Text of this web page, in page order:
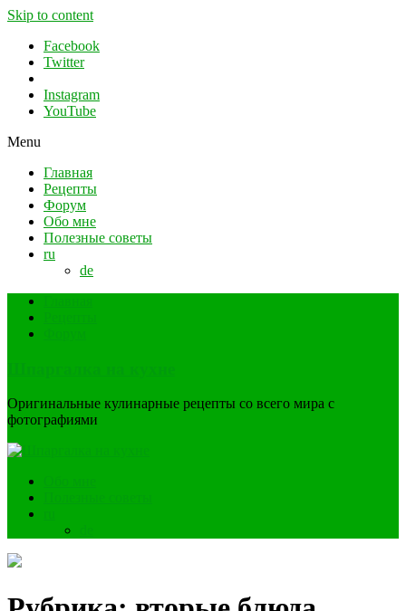
Skip to content
Facebook
Twitter
Instagram
YouTube
Menu
Главная
Рецепты
Форум
Обо мне
Полезные советы
ru
de
Оригинальные кулинарные рецепты со всего мира с
фотографиями